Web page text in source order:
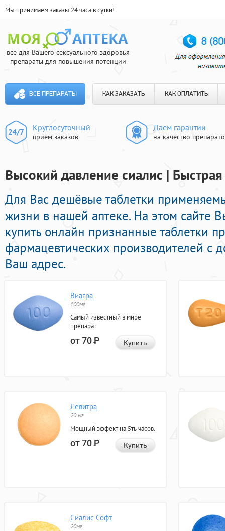
Мы принимаем заказы 24 часа в сутки!
все для Вашего сексуального здоровья
препараты для повышения потенции
ВСЕ ПРЕПАРАТЫ КАК ЗАКАЗАТЬ КАК ОПЛАТИТЬ
Круглосуточный
прием заказов
Даем гарантии
на качество
Высокий давление сиалис |
Для Вас дешёвые таблетки
жизни в нашей аптеке. На этом сайте
купить онлайн признанные таблетки
фармацевтических производителей с
Ваш адрес.
Виагра
100мг
Самый известный в мире
препарат
от 70Р Купить
Левитра
20 мг
Мощный эффект на 5ть часов.
от 70Р Купить
Сиалис Софт
20мг